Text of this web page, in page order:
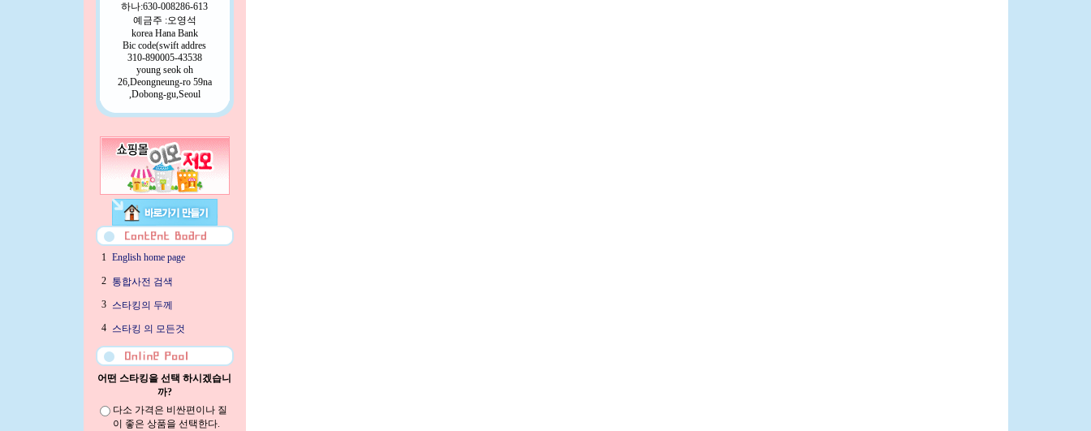
하나:630-008286-613
예금주 :오영석
korea Hana Bank
Bic code(swift addres
310-890005-43538
young seok oh
26,Deongneung-ro 59na
,Dobong-gu,Seoul
1 English home page
2
통합사전 검색
3
스타킹의 두께
4
스타킹 의 모든것
어떤 스타킹을 선택 하시겠습니
까?
다소 가격은 비싼편이나 질
이 좋은 상품을 선택한다.